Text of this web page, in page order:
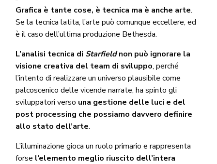
Grafica è tante cose, è tecnica ma è anche arte.
Se la tecnica latita, l’arte può comunque eccellere, ed
è il caso dell’ultima produzione Bethesda.
L’analisi tecnica di Starfieldnon può ignorare la
visione creativa del team di sviluppo, perché
l’intento di realizzare un universo plausibile come
palcoscenico delle vicende narrate, ha spinto gli
sviluppatori verso una gestione delle luci e del
post processing che possiamo davvero definire
allo stato dell’arte.
L’illuminazione gioca un ruolo primario e rappresenta
forse l’elemento meglio riuscito dell’intera